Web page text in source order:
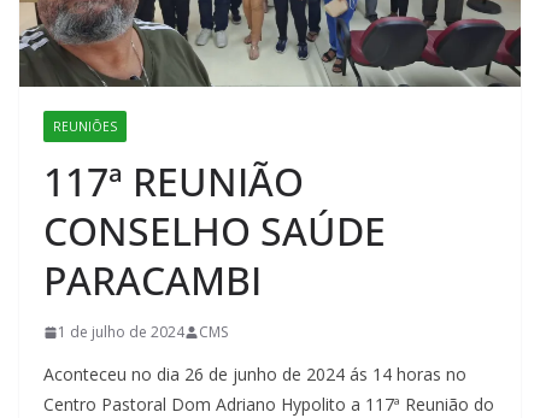
REUNIÕES
117ª REUNIÃO
CONSELHO SAÚDE
PARACAMBI
1 de julho de 2024 CMS
Aconteceu no dia 26 de junho de 2024 ás 14 horas no
Centro Pastoral Dom Adriano Hypolito a 117ª Reunião do